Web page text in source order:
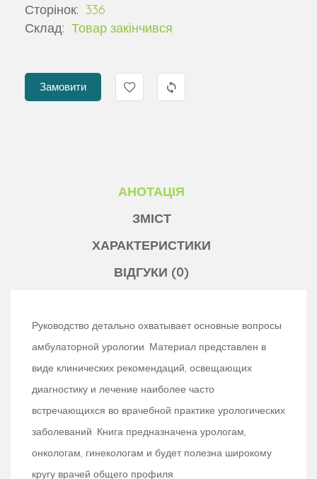
Сторінок: 336
Склад: Товар закінчився
Замовити
АНОТАЦІЯ
ЗМІСТ
ХАРАКТЕРИСТИКИ
ВІДГУКИ (0)
Руководство детально охватывает основные вопросы
амбулаторной урологии. Материал представлен в
виде клинических рекомендаций, освещающих
диагностику и лечение наиболее часто
встречающихся во врачебной практике урологических
заболеваний. Книга предназначена урологам,
онкологам, гинекологам и будет полезна широкому
кругу врачей общего профиля.